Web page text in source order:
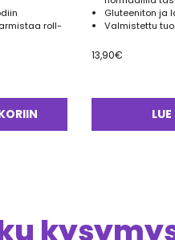
roll-
Gluteeniton ja
Valmistettu
13,90€